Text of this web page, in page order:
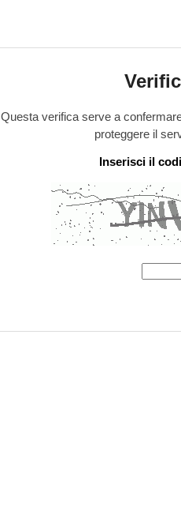
Questa verifica serve a
proteggere il
Inserisci il